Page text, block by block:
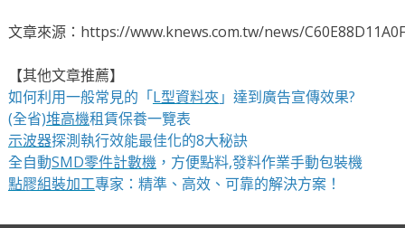
文章來源：https://www.knews.com.tw/news/
【其他文章推薦】
如何利用一般常見的「L型資料夾」達到廣告宣傳效果?
(全省)堆高機租賃保養一覽表
示波器探測執行效能最佳化的8大秘訣
全自動SMD零件計數機，方便點料,發料作業手動包裝機
點膠組裝加工專家：精準、高效、可靠的解決方案！